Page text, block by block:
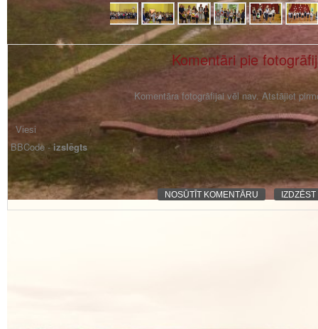
Komentāri pie
Komentāra fotogrāfijai vēl nav. Atstājiet
BBCode -izslēgts